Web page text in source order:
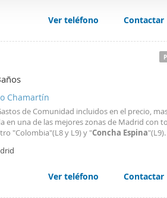
el contenido y los anuncios,
información sobre el uso
y análisis web, quienes
Ver teléfono Contactar
Chamartín
de Comunidad incluidos en el precio,
en una de las mejores zonas de Madrid con
"Colombia"(L8 y L9) y "Concha Espina"(L9).
Ver teléfono Contactar